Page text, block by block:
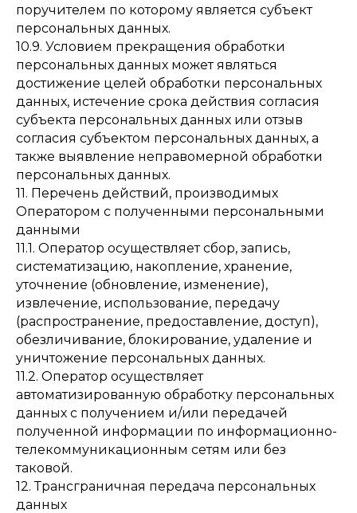
поручителем по которому является субъект
персональных данных.
10.9. Условием прекращения обработки
персональных данных может являться
достижение целей обработки персональных
данных, истечение срока действия согласия
субъекта персональных данных или отзыв
согласия субъектом персональных данных, а
также выявление неправомерной обработки
персональных данных.
11. Перечень действий, производимых
Оператором с полученными персональными
данными
11.1. Оператор осуществляет сбор, запись,
систематизацию, накопление, хранение,
уточнение (обновление, изменение),
извлечение, использование, передачу
(распространение, предоставление, доступ),
обезличивание, блокирование, удаление и
уничтожение персональных данных.
11.2. Оператор осуществляет
автоматизированную обработку персональных
данных с получением и/или передачей
полученной информации по информационно-
телекоммуникационным сетям или без
таковой.
12. Трансграничная передача персональных
данных